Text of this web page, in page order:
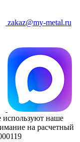
zakaz@my-metal.ru
наше
на расчетный